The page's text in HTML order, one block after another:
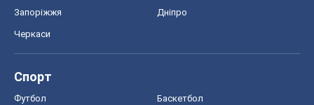
Запоріжжя Дніпро
Черкаси
Спорт
Футбол Баскетбол